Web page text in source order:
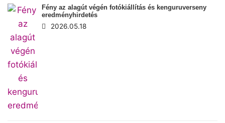
Fény az alagút végén fotókiállítás és kenguruverseny
eredményhirdetés
2026.05.18